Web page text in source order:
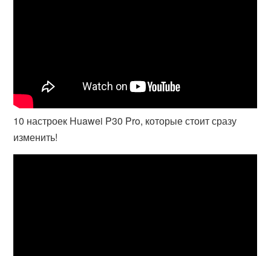
10 настроек Huawei P30 Pro, которые стоит сразу
изменить!